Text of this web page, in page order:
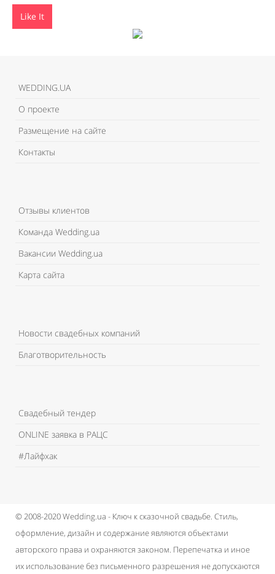
Like It
WEDDING.UA
О проекте
Размещение на сайте
Контакты
Отзывы клиентов
Команда Wedding.ua
Вакансии Wedding.ua
Карта сайта
Новости свадебных компаний
Благотворительность
Свадебный тендер
ONLINE заявка в РАЦС
#Лайфхак
© 2008-2020 Wedding.ua - Ключ к сказочной свадьбе. Стиль,
оформление, дизайн и содержание являются объектами
авторского права и охраняются законом. Перепечатка и иное
их использование без письменного разрешения не допускаются